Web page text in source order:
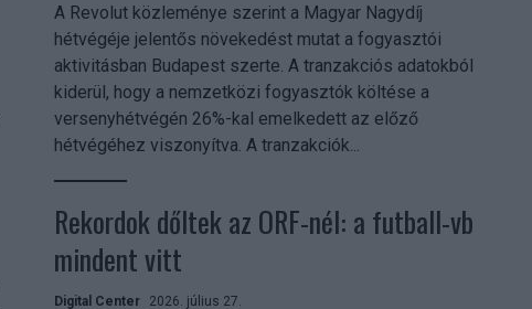
A Revolut közleménye szerint a Magyar Nagydíj
hétvégéje jelentős növekedést mutat a fogyasztói
aktivitásban Budapest szerte. A tranzakciós adatokból
kiderül, hogy a nemzetközi fogyasztók költése a
versenyhétvégén 26%-kal emelkedett az előző
hétvégéhez viszonyítva. A tranzakciók...
Rekordok dőltek az ORF-nél: a futball-vb
mindent vitt
Digital Center 2026. július 27.